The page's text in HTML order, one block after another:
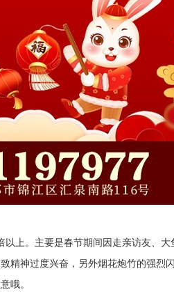
上。主要是春节期间因走亲访友、
精神过度兴奋，另外烟花炮竹的强烈
哦。